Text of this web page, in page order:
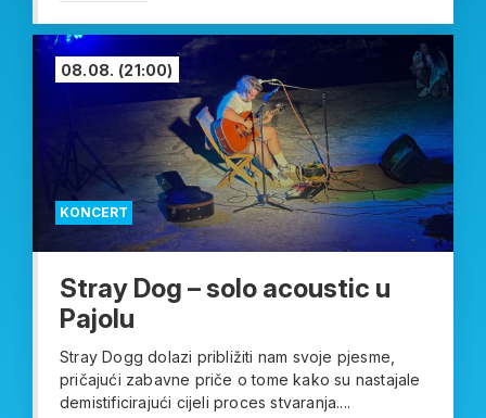
KONCERT
08.08. (21:00)
Stray Dog – solo acoustic u
Pajolu
Stray Dogg dolazi približiti nam svoje pjesme,
pričajući zabavne priče o tome kako su nastajale
demistificirajući cijeli proces stvaranja....